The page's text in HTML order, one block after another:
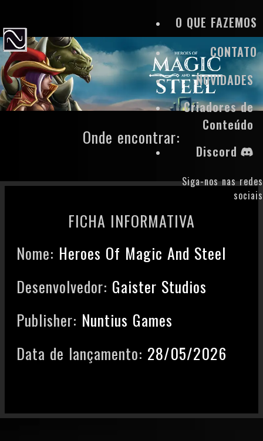
O QUE FAZEMOS
CONTATO
NOVIDADES
Criadores de
Conteúdo
Discord
Siga-nos nas redes
sociais
Onde encontrar:
FICHA INFORMATIVA
Nome: Heroes Of Magic And Steel
Desenvolvedor: Gaister Studios
Publisher: Nuntius Games
Data de lançamento: 28/05/2026